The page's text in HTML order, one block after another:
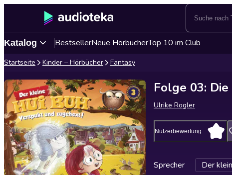
Katalog BestsellerNeue HörbücherTop 10 im Club
Startseite Kinder – Hörbücher Fantasy
Folge 03:
Ulrike Rogler
Nutzerbewertung
Sprecher
Der